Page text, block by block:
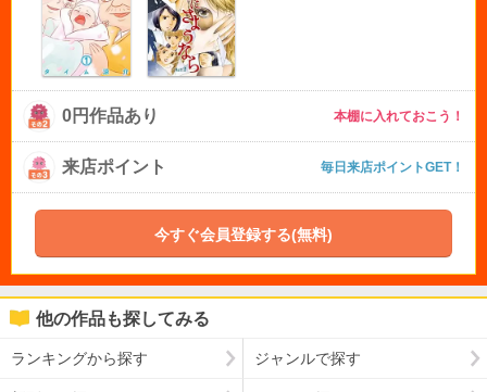
0円作品あり 本棚に入れておこう！
来店ポイント 毎日来店ポイントGET！
今すぐ会員登録する(無料)
他の作品も探してみる
ランキングから探す ジャンルで探す